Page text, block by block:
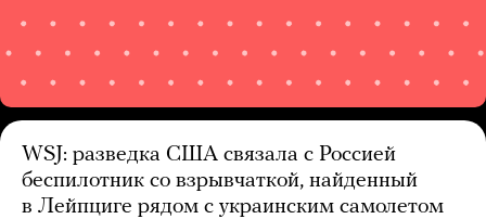
WSJ: разведка США связала с Россией
беспилотник со взрывчаткой, найденный
в Лейпциге рядом с украинским самолетом